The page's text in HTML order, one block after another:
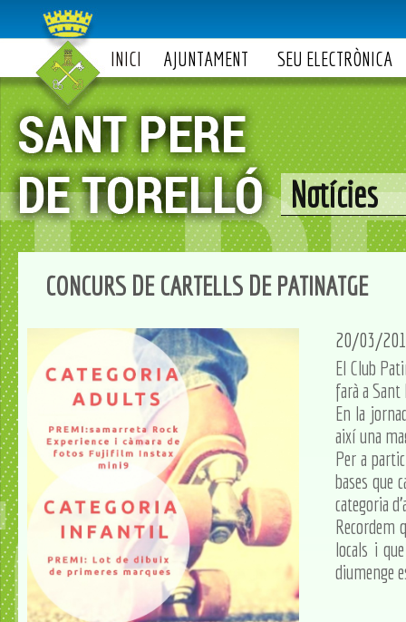
INICI AJUNTAMENT SEU ELECTRÒNICA
Notícies
CONCURS DE CARTELLS DE PATINATGE
20/03/
El Club
farà a
En la
així una
Per a
bases que
categoria
Recordem
locals i
diumenge